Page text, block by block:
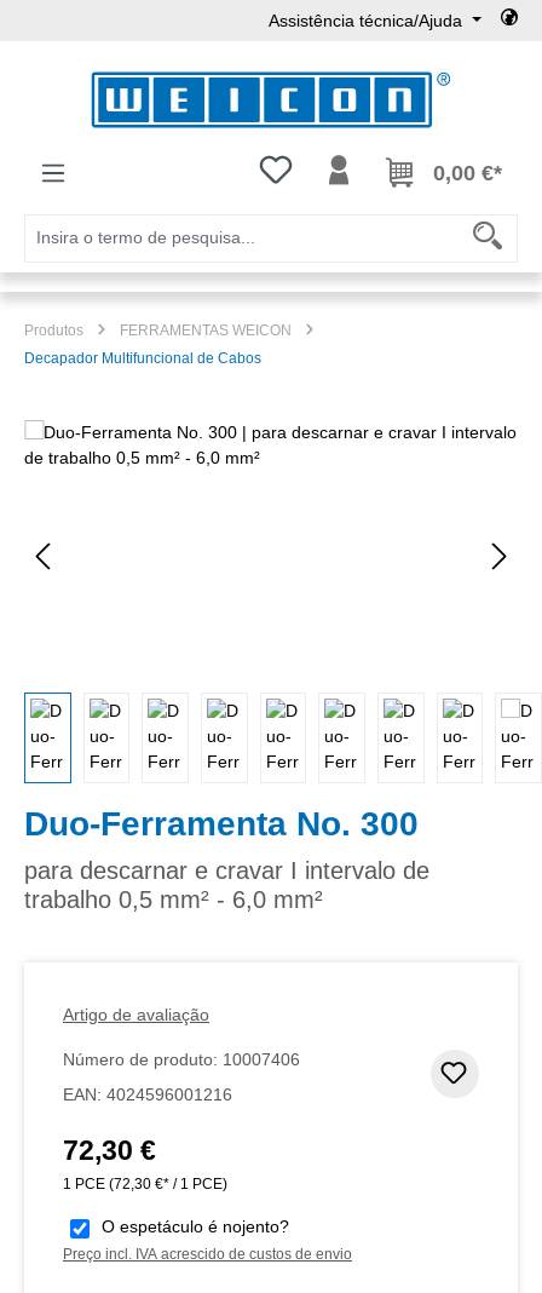
Assistência técnica/Ajuda
Tem 0 itens da lista de desejos
0,00 €*
Produtos
FERRAMENTAS WEICON
Decapador Multifuncional de Cabos
Ignorar galeria de imagens
Duo-Ferramenta No. 300
para descarnar e cravar I intervalo de
trabalho 0,5 mm² - 6,0 mm²
Artigo de avaliação
Número de produto: 10007406
EAN: 4024596001216
Preço normal:
72,30 €
1 PCE (72,30 €* / 1 PCE)
O espetáculo é nojento?
Preço incl. IVA acrescido de custos de envio